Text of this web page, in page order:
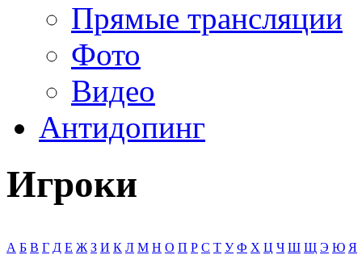
Прямые трансляции
Фото
Видео
Антидопинг
Игроки
А Б В Г Д Е Ж З И К Л М Н О П Р С Т У Ф Х Ц Ч Ш Щ Э Ю Я